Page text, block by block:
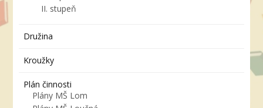
II. stupeň
Družina
Kroužky
Plán činnosti
Plány MŠ Lom